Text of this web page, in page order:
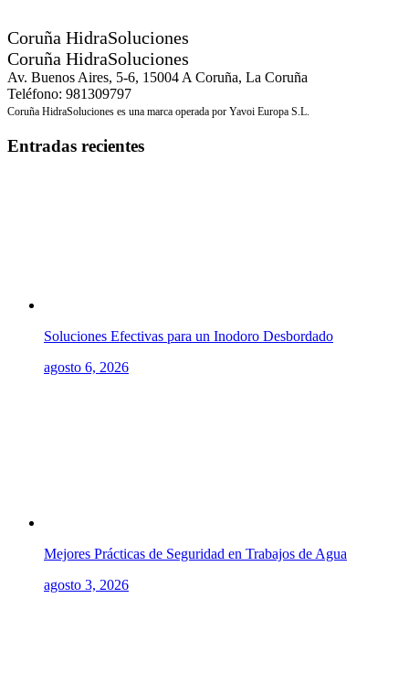
Coruña HidraSoluciones
Coruña HidraSoluciones
Av. Buenos Aires, 5-6, 15004 A Coruña, La Coruña
Teléfono: 981309797
Coruña HidraSoluciones es una marca operada por Yavoi Europa S.L.
Entradas recientes
Soluciones Efectivas para un Inodoro Desbordado
agosto 6, 2026
Mejores Prácticas de Seguridad en Trabajos de Agua
agosto 3, 2026